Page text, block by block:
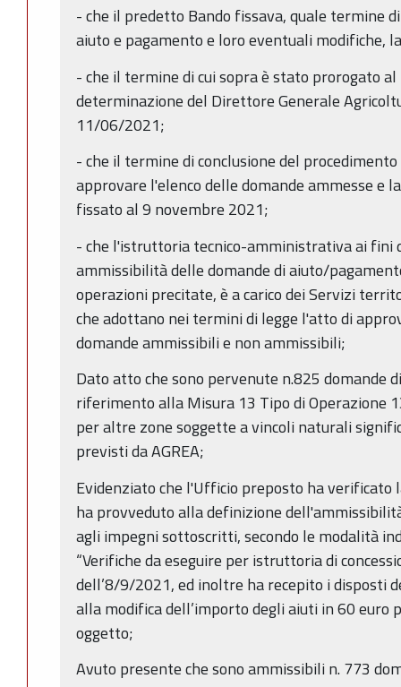
- che il predetto Bando fissava, quale termine
aiuto e pagamento e loro eventuali modifiche,
- che il termine di cui sopra è stato prorogato
determinazione del Direttore Generale
11/06/2021;
- che il termine di conclusione del
approvare l'elenco delle domande ammesse e
fissato al 9 novembre 2021;
- che l'istruttoria tecnico-amministrativa ai fini
ammissibilità delle domande di aiuto/
operazioni precitate, è a carico dei Servizi
che adottano nei termini di legge l'atto di
domande ammissibili e non ammissibili;
Dato atto che sono pervenute n.825 domande
riferimento alla Misura 13 Tipo di Operazione
per altre zone soggette a vincoli naturali
previsti da AGREA;
Evidenziato che l'Ufficio preposto ha verificato
ha provveduto alla definizione
agli impegni sottoscritti, secondo le modalità
“Verifiche da eseguire per istruttoria di
dell’8/9/2021, ed inoltre ha recepito i disposti
alla modifica dell’importo degli aiuti in 60 euro
oggetto;
Avuto presente che sono ammissibili n. 773